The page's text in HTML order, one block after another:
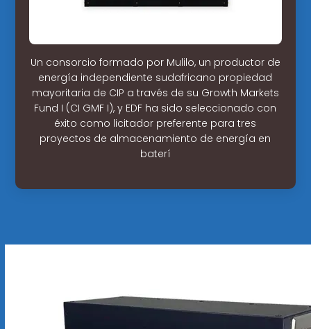
Un consorcio formado por Mulilo, un productor de
energía independiente sudafricano propiedad
mayoritaria de CIP a través de su Growth Markets
Fund I (CI GMF I), y EDF ha sido seleccionado con
éxito como licitador preferente para tres
proyectos de almacenamiento de energía en
baterí